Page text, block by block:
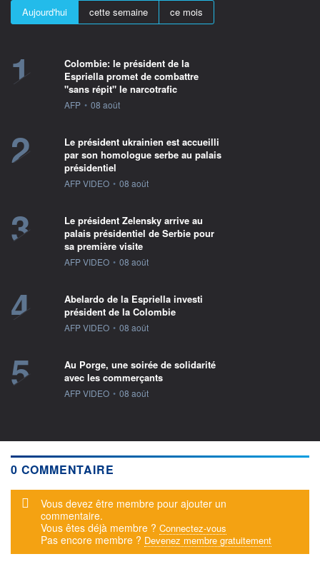
Aujourd'hui cette semaine ce mois
1
Colombie: le président de la
Espriella promet de combattre
"sans répit" le narcotrafic
information fournie par
AFP • 08 août
2
Le président ukrainien est accueilli
par son homologue serbe au palais
présidentiel
information fournie par
AFP VIDEO • 08 août
3
Le président Zelensky arrive au
palais présidentiel de Serbie pour
sa première visite
information fournie par
AFP VIDEO • 08 août
4
Abelardo de la Espriella investi
président de la Colombie
information fournie par
AFP VIDEO • 08 août
5
Au Porge, une soirée de solidarité
avec les commerçants
information fournie par
AFP VIDEO • 08 août
0 COMMENTAIRE
Message d'alerte
Vous devez être membre pour ajouter un
commentaire.
Vous êtes déjà membre ? Connectez-vous
Pas encore membre ? Devenez membre gratuitement